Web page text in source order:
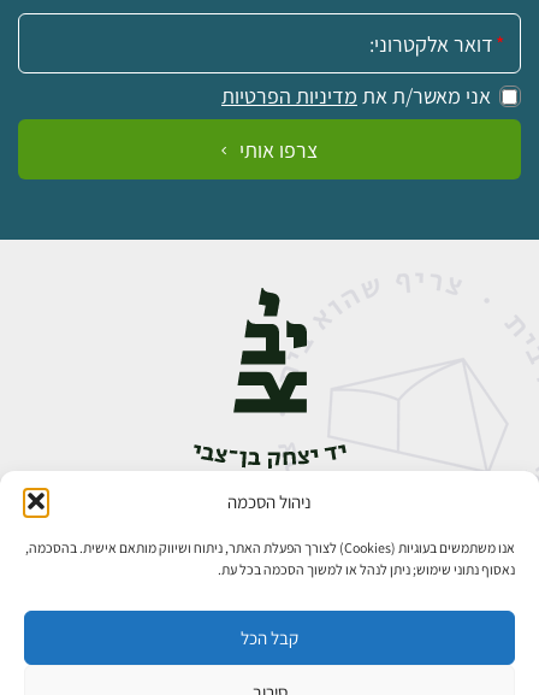
ניהול הסכמה
אנו משתמשים בעוגיות (Cookies) לצורך הפעלת האתר, ניתוח ושיווק מותאם אישית. בהסכמה,
נאסוף נתוני שימוש; ניתן לנהל או למשוך הסכמה בכל עת.
קבל הכל
אימייל:
אני מאשר/ת את מדיניות הפרטיות
צרפו אותי
אבן גבירול 14, רחביה, ירושלים